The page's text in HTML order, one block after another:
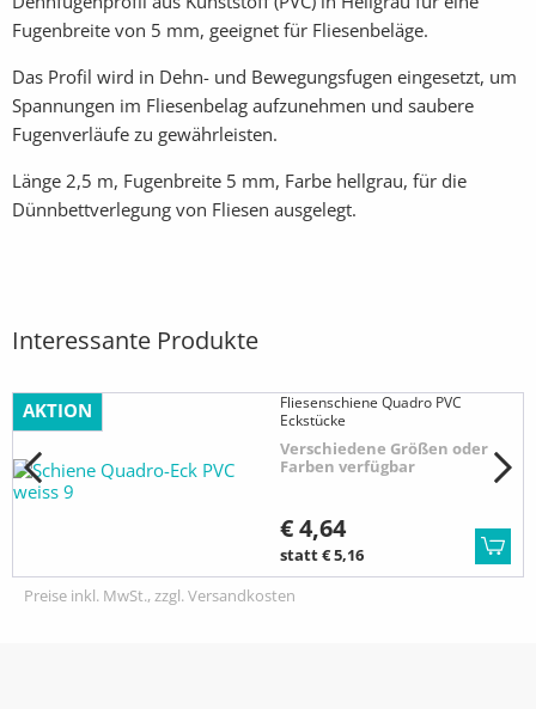
Fugenbreite von 5 mm, geeignet für Fliesenbeläge.
Das Profil wird in Dehn- und Bewegungsfugen eingesetzt, um
Spannungen im Fliesenbelag aufzunehmen und saubere
Fugenverläufe zu gewährleisten.
Länge 2,5 m, Fugenbreite 5 mm, Farbe hellgrau, für die
Dünnbettverlegung von Fliesen ausgelegt.
Interessante Produkte
AKTION
Fliesenschiene Quadro PVC
Eckstücke
Verschiedene Größen oder
Farben verfügbar
€ 4,64
statt € 5,16
Preise inkl. MwSt., zzgl. Versandkosten